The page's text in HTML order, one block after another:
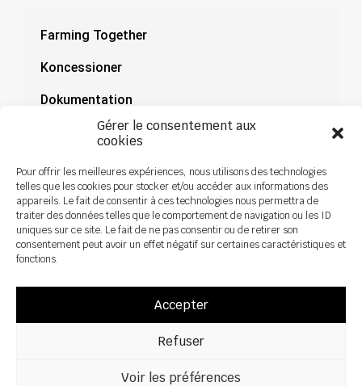
Gérer le consentement aux
cookies
Pour offrir les meilleures expériences, nous utilisons des technologies
telles que les cookies pour stocker et/ou accéder aux informations des
appareils. Le fait de consentir à ces technologies nous permettra de
traiter des données telles que le comportement de navigation ou les ID
uniques sur ce site. Le fait de ne pas consentir ou de retirer son
consentement peut avoir un effet négatif sur certaines caractéristiques et
fonctions.
Accepter
Refuser
Voir les préférences
Farming Together
Koncessioner
Dokumentation
Fortrolighedspolitik